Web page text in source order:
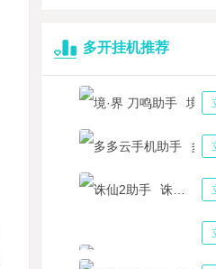
用多多云手机玩<英勇之地手游>：小号养大
沙城无双双开挂机工具哪个好 用这个挂机会消
多开挂机推荐
多多云手机助手